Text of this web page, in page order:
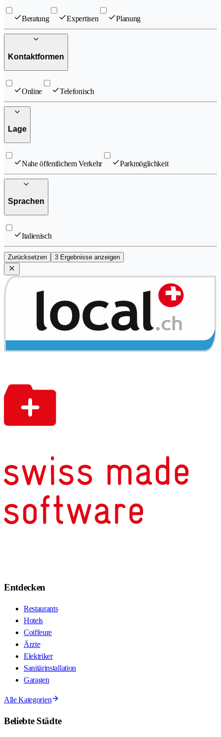
Beratung Expertisen Planung
Kontaktformen
Online Telefonisch
Lage
Nahe öffentlichem Verkehr Parkmöglichkeit
Sprachen
Italienisch
Zurücksetzen 3 Ergebnisse anzeigen
Entdecken
Restaurants
Hotels
Coiffeure
Ärzte
Elektriker
Sanitärinstallation
Garagen
Alle Kategorien
Beliebte Städte